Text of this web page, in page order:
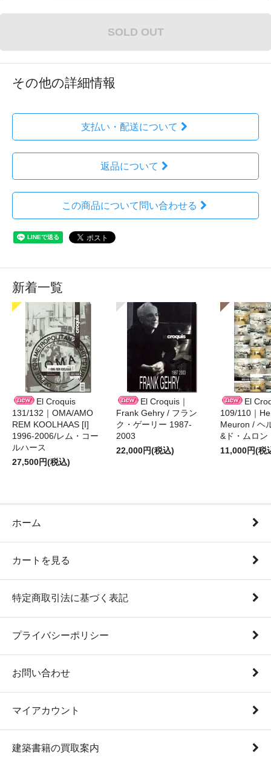
SOLD OUT
その他の詳細情報
支払い・配送について
返品について
この商品について問い合わせる
新着一覧
El Croquis
131/132｜OMA/AMO
REM KOOLHAAS [I]
1996-2006/レム・コー
ルハース
27,500円(税込)
El Croquis｜
Frank Gehry / フラン
ク・ゲーリー 1987-
2003
22,000円(税込)
El
109/110｜
Meuron / ヘ
&ド・ムロ
11,000円(税
ホーム
カートを見る
特定商取引法に基づく表記
プライバシーポリシー
お問い合わせ
マイアカウント
建築書籍の買取案内